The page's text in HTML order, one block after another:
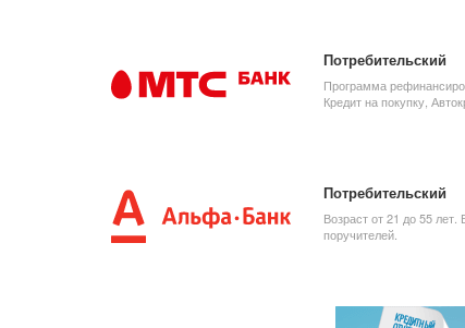
Потребительский
Программа
Кредит на покупку,
Потребительский
Возраст от 21 до 55
поручителей.